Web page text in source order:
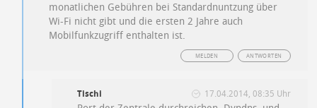
monatlichen Gebühren bei Standardnuntzung über
Wi-Fi nicht gibt und die ersten 2 Jahre auch
Mobilfunkzugriff enthalten ist.
ANTWORTEN
MELDEN
Tischi 17.04.2014, 08:35 Uhr